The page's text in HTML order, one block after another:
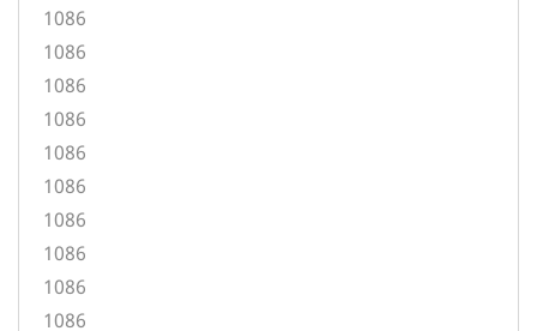
1086
1086
1086
1086
1086
1086
1086
1086
1086
1086